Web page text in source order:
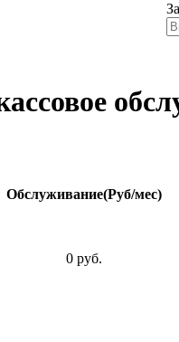
Обслуживание(Руб/мес)
0 руб.